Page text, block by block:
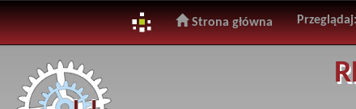
navigation
Strona główna